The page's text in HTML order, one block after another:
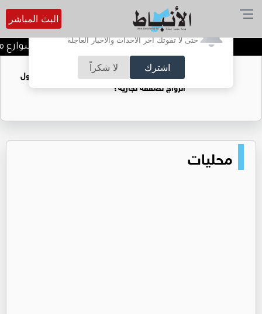
أترغب في تفعيل الإشعارات؟
حتى لا تفوتك آخر الأحداث والأخبار العاجلة
اشترك لا شكراً
البث المباشر
بلدية الكرك تعلن إغلاق شوارع
فتيات يستغللنه لتحقيق مكاسب مادية.. هل تحول
الزواج لصفقة تجارية؟
محليات